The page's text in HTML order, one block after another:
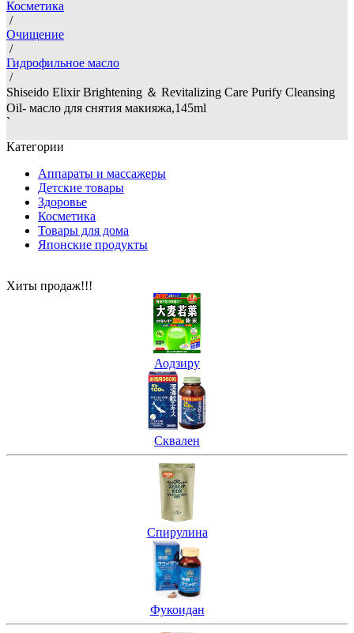
Косметика
/
Очищение
/
Гидрофильное масло
/
Shiseido Elixir Brightening ＆ Revitalizing Care Purify Cleansing
Oil- масло для снятия макияжа,145ml
`
Категории
Аппараты и массажеры
Детские товары
Здоровье
Косметика
Товары для дома
Японские продукты
Хиты продаж!!!
Аодзиру
Сквален
Спирулина
Фукоидан